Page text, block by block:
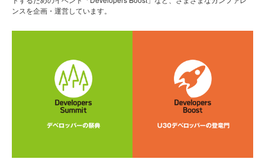
ンスを企画・運営しています。